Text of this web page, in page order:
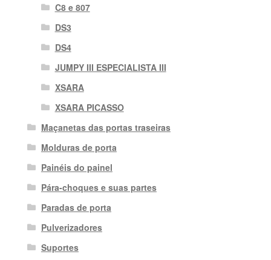
C8 e 807
DS3
DS4
JUMPY III ESPECIALISTA III
XSARA
XSARA PICASSO
Maçanetas das portas traseiras
Molduras de porta
Painéis do painel
Pára-choques e suas partes
Paradas de porta
Pulverizadores
Suportes